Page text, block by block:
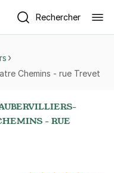
Rechercher
Chemins - rue Trevet
- RUE